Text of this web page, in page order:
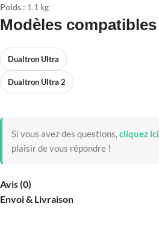
Poids : 1.1 kg
Modèles compatibles
Dualtron Ultra
Dualtron Ultra 2
Si vous avez des questions,cliquez ici
plaisir de vous répondre !
Avis (0)
Envoi & Livraison